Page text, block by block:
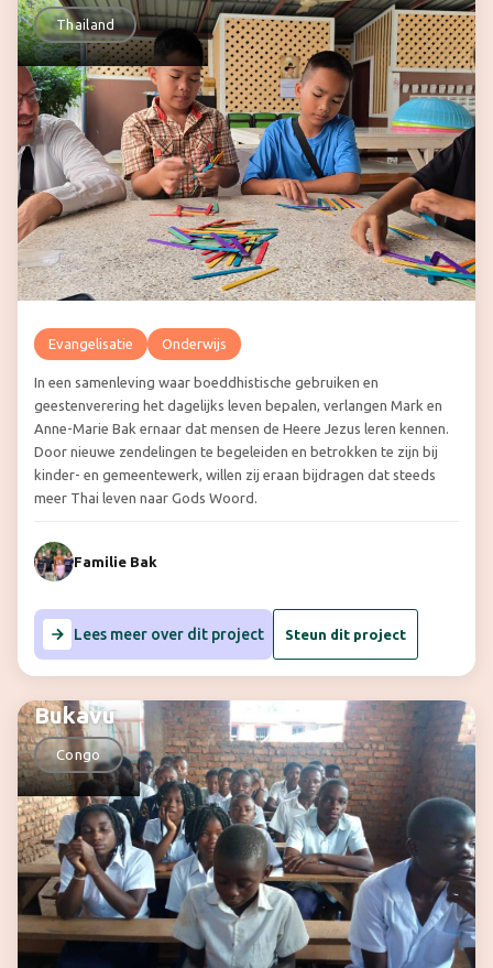
Thailand
Evangelisatie Onderwijs
In een samenleving waar boeddhistische gebruiken en
geestenverering het dagelijks leven bepalen, verlangen Mark en
Anne-Marie Bak ernaar dat mensen de Heere Jezus leren kennen.
Door nieuwe zendelingen te begeleiden en betrokken te zijn bij
kinder- en gemeentewerk, willen zij eraan bijdragen dat steeds
meer Thai leven naar Gods Woord.
Familie Bak
Lees meer over dit project Steun dit project
Bukavu
Congo